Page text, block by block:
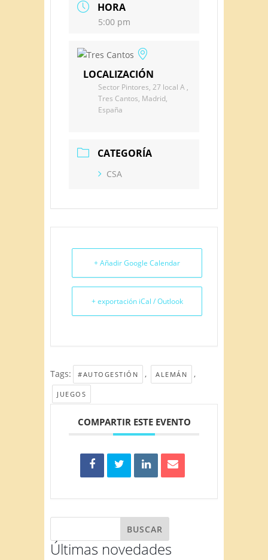
HORA
5:00 pm
LOCALIZACIÓN
Sector Pintores, 27 local A ,
Tres Cantos, Madrid,
España
CATEGORÍA
CSA
+ Añadir Google Calendar
+ exportación iCal / Outlook
Tags: #AUTOGESTIÓN , ALEMÁN ,
JUEGOS
COMPARTIR ESTE EVENTO
Últimas novedades